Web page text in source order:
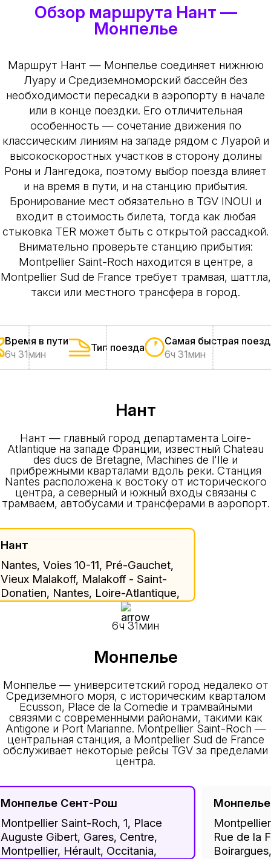
Обзор маршрута Нант —
Монпелье
Маршрут Нант — Монпелье соединяет нижнюю
Луару и Средиземноморский бассейн без
необходимости пересадки в аэропорту в начале
или в конце поездки. Его отличительная
особенность — сочетание движения по
классическим линиям на западе рядом с Луарой и
высокоскоростных участков в сторону долины
Роны и Лангедока, поэтому выбор поезда влияет
и на время в пути, и на станцию прибытия.
Бронирование мест обязательно в TGV INOUI и
входит в стоимость билета, тогда как любая
стыковка TER может быть с открытой рассадкой.
Внимательно проверьте станцию прибытия:
Montpellier Saint-Roch находится в центре, а
Montpellier Sud de France требует трамвая, шаттла,
такси или местного трансфера в город.
Время в пути
6ч 31мин
Тип поезда
Самая быстрая
6ч 31мин
Нант
Нант — главный город департамента Loire-
Atlantique на западе Франции, известный Chateau
des ducs de Bretagne, Machines de l'Ile и
прибрежными кварталами вдоль реки. Станция
Nantes расположена к востоку от исторического
центра, а северный и южный входы связаны с
трамваем, автобусами и трансферами в аэропорт.
Нант
Nantes, Voies 10-11, Pré-Gauchet,
Vieux Malakoff, Malakoff - Saint-
Donatien, Nantes, Loire-Atlantique,
Pays de la Loire, Metropolitan
France, 44021, France6ч 31мин
Монпелье
Монпелье — университетский город недалеко от
Средиземного моря, с историческим кварталом
Ecusson, Place de la Comedie и трамвайными
связями с современными районами, такими как
Antigone и Port Marianne. Montpellier Saint-Roch —
центральная станция, а Montpellier Sud de France
обслуживает некоторые рейсы TGV за пределами
центра.
Монпелье Сент-Рош
Montpellier Saint-Roch, 1, Place
Auguste Gibert, Gares, Centre,
Montpellier, Hérault, Occitania,
Rue de la